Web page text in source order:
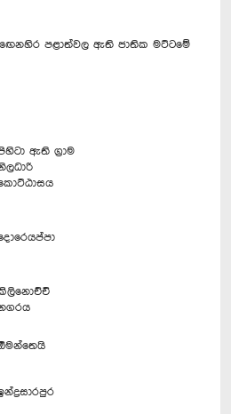
පළාත්වල ඇති ජාතික මට්ටමේ
ඇති ග්‍රාම